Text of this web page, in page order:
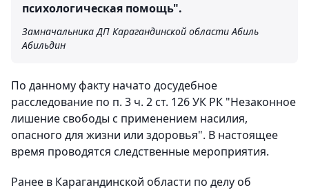
психологическая помощь".
Замначальника ДП Карагандинской области Абиль
Абильдин
По данному факту начато досудебное
расследование по п. 3 ч. 2 ст. 126 УК РК "Незаконное
лишение свободы с применением насилия,
опасного для жизни или здоровья". В настоящее
время проводятся следственные мероприятия.
Ранее в Карагандинской области по делу об